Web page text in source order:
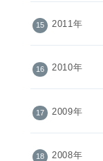
2011年
2010年
2009年
2008年